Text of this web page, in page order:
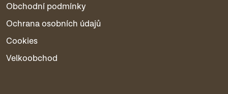
Obchodní podmínky
Ochrana osobních údajů
Cookies
Velkoobchod